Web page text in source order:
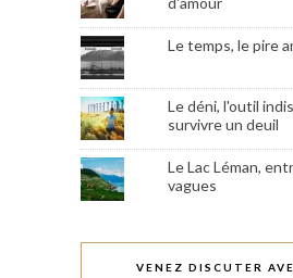
Le temps, le pire
Le déni, l'outil
survivre un deuil
Le Lac Léman,
vagues
VENEZ DISCUTER